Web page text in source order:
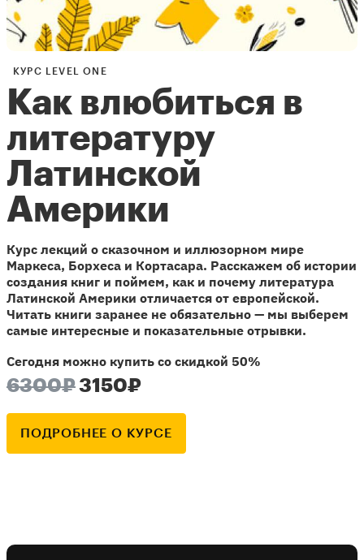
КУРС LEVEL ONE
Как влюбиться в
литературу
Латинской
Америки
Курс лекций о сказочном и иллюзорном мире
Маркеса, Борхеса и Кортасара. Расскажем об истории
создания книг и поймем, как и почему литература
Латинской Америки отличается от европейской.
Читать книги заранее не обязательно — мы выберем
самые интересные и показательные отрывки.
Сегодня можно купить со скидкой 50%
6300₽3150₽
ПОДРОБНЕЕ О КУРСЕ